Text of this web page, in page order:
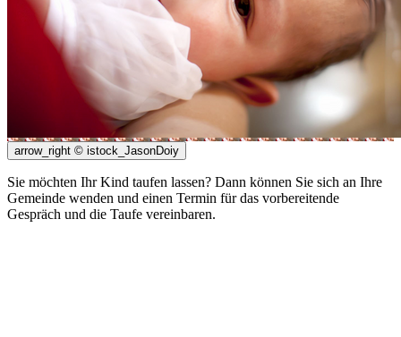
arrow_right © istock_JasonDoiy
Sie möchten Ihr Kind taufen lassen? Dann können Sie sich an Ihre
Gemeinde wenden und einen Termin für das vorbereitende
Gespräch und die Taufe vereinbaren.